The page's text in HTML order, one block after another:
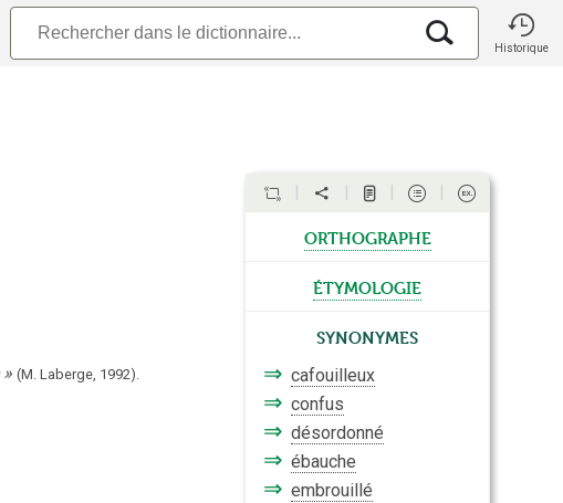
Historique
» (M. Laberge, 1992).
orthographe
étymologie
Synonymes
⇒ cafouilleux
⇒ confus
⇒ désordonné
⇒ ébauche
⇒ embrouillé